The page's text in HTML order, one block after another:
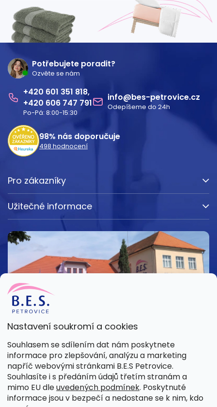
Nastavení soukromí a cookies
Souhlasem se sdílením dat nám poskytnete
informace pro zlepšování, analýzu a marketing
napříč webovými stránkami B.E.S Petrovice.
Souhlasíte i s předáním údajů třetím stranám a
mimo EU dleuvedených podmínek. Poskytnuté
informace jsou v bezpečí a nedostane se k nim, kdo
Potřebujete poradit?
Ozvěte se nám
601 351 818
606 747 791
Po-Pá: 8:00-15:30
info@bes-petrovice.cz
Odepíšeme do 24h
98% nás doporučuje
498 hodnocení
Pro zákazníky
Užitečné informace
Kamenná prodejna
Pondělí – Pátek 8:00 – 15:30
Petrovice 42, 262 55 Petrovice
Více informací